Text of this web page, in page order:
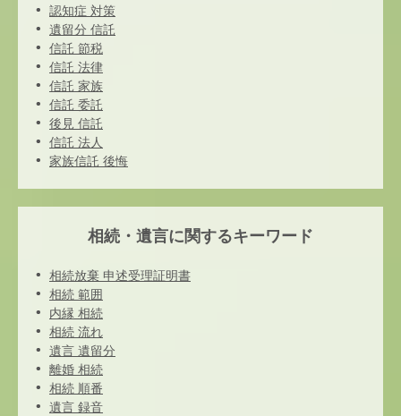
認知症 対策
遺留分 信託
信託 節税
信託 法律
信託 家族
信託 委託
後見 信託
信託 法人
家族信託 後悔
相続・遺言に関するキーワード
相続放棄 申述受理証明書
相続 範囲
内縁 相続
相続 流れ
遺言 遺留分
離婚 相続
相続 順番
遺言 録音